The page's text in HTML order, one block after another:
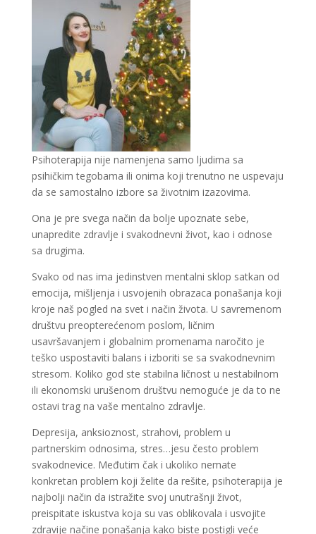
Psihoterapija nije namenjena samo ljudima sa
psihičkim tegobama ili onima koji trenutno ne uspevaju
da se samostalno izbore sa životnim izazovima.
Ona je pre svega način da bolje upoznate sebe,
unapredite zdravlje i svakodnevni život, kao i odnose
sa drugima.
Svako od nas ima jedinstven mentalni sklop satkan od
emocija, mišljenja i usvojenih obrazaca ponašanja koji
kroje naš pogled na svet i način života. U savremenom
društvu preopterećenom poslom, ličnim
usavršavanjem i globalnim promenama naročito je
teško uspostaviti balans i izboriti se sa svakodnevnim
stresom. Koliko god ste stabilna ličnost u nestabilnom
ili ekonomski urušenom društvu nemoguće je da to ne
ostavi trag na vaše mentalno zdravlje.
Depresija, anksioznost, strahovi, problem u
partnerskim odnosima, stres…jesu često problem
svakodnevice. Međutim čak i ukoliko nemate
konkretan problem koji želite da rešite, psihoterapija je
najbolji način da istražite svoj unutrašnji život,
preispitate iskustva koja su vas oblikovala i usvojite
zdravije načine ponašanja kako biste postigli veće